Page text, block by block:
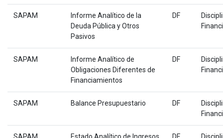
SAPAM
Informe Analítico de la
Deuda Pública y Otros
Pasivos
DF
SAPAM
Informe Analítico de
Obligaciones Diferentes de
Financiamientos
DF
SAPAM Balance Presupuestario DF